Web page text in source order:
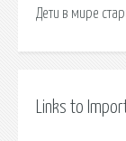
Дети в мире
Links to